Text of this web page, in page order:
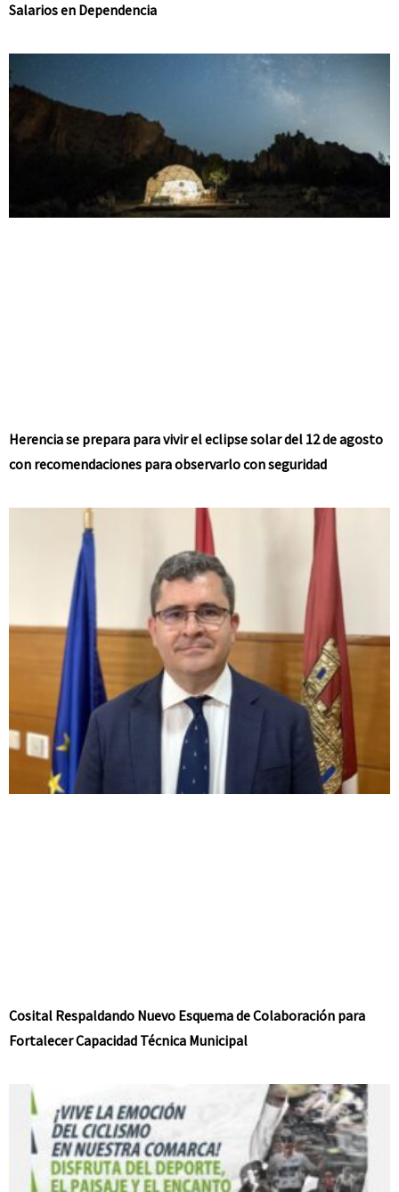
Salarios en Dependencia
Herencia se prepara para vivir el eclipse solar del 12 de agosto
con recomendaciones para observarlo con seguridad
Cosital Respaldando Nuevo Esquema de Colaboración para
Fortalecer Capacidad Técnica Municipal